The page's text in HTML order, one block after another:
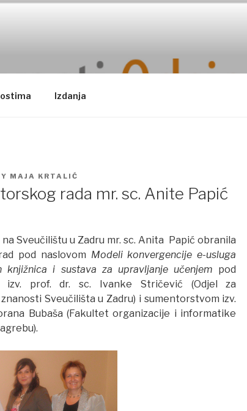
Izdanja
MAJA KRTALIĆ
rada mr. sc. Anite Papić
na Sveučilištu u Zadru mr. sc. Anita Papić obranila
pod naslovom Modeli konvergencije e-usluga
knjižnica i sustava za upravljanje učenjem pod
izv. prof. dr. sc. Ivanke Stričević (Odjel za
Sveučilišta u Zadru) i sumentorstvom izv.
Bubaša (Fakultet organizacije i informatike